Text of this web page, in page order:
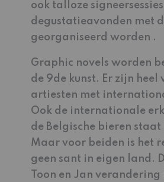
ook talloze signeersessies
degustatieavonden met
georganiseerd worden .
Graphic novels worden
de 9de kunst. Er zijn heel
artiesten met
Ook de internationale
de Belgische bieren
Maar voor beiden is het
geen sant in eigen land.
Toon en Jan